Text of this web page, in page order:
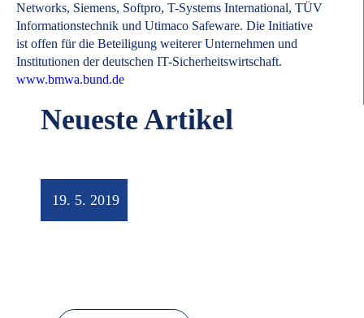
Networks, Siemens, Softpro, T-Systems International, TÜV
Informationstechnik und Utimaco Safeware. Die Initiative
ist offen für die Beteiligung weiterer Unternehmen und
Institutionen der deutschen IT-Sicherheitswirtschaft.
www.bmwa.bund.de
Neueste Artikel
19. 5. 2019